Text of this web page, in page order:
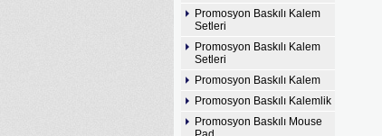
Promosyon Baskılı Kalem
Setleri
Promosyon Baskılı Kalem
Setleri
Promosyon Baskılı Kalem
Promosyon Baskılı Kalemlik
Promosyon Baskılı Mouse